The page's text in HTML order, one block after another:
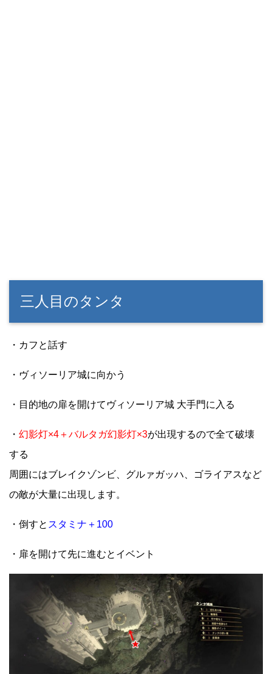
三人目のタンタ
・カフと話す
・ヴィソーリア城に向かう
・目的地の扉を開けてヴィソーリア城 大手門に入る
・ 幻影灯×4＋バルタガ幻影灯×3が出現するので全て破壊
する
周囲にはブレイクゾンビ、グルァガッハ、ゴライアスなど
の敵が大量に出現します。
・倒すと スタミナ＋100
・扉を開けて先に進むとイベント